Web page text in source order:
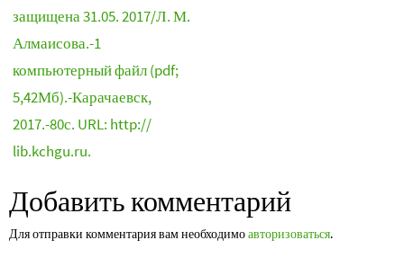
защищена 31.05. 2017/Л. М.
Алмаисова.-1
компьютерный файл (pdf;
5,42Мб).-Карачаевск,
2017.-80с. URL: http://
lib.kchgu.ru.
Добавить комментарий
Для отправки комментария вам необходимоавторизоваться.